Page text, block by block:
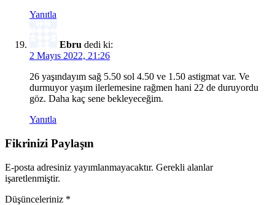
Yanıtla
Ebru dedi ki:
2 Mayıs 2022, 21:26
26 yaşındayım sağ 5.50 sol 4.50 ve 1.50 astigmat var. Ve
durmuyor yaşım ilerlemesine rağmen hani 22 de duruyordu
göz. Daha kaç sene bekleyeceğim.
Yanıtla
Fikrinizi Paylaşın
E-posta adresiniz yayımlanmayacaktır. Gerekli alanlar
işaretlenmiştir.
Düşünceleriniz *